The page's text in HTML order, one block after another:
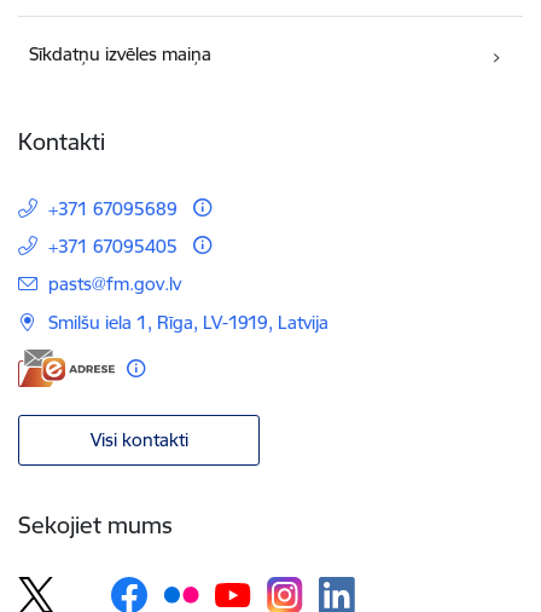
Sīkdatņu izvēles maiņa
Kontakti
+371 67095689
+371 67095405
E-pasts:
pasts@fm.gov.lv
Smilšu iela 1, Rīga, LV-1919, Latvija
Visi kontakti
Sekojiet mums